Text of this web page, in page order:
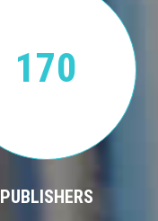
170
PUBLISHERS